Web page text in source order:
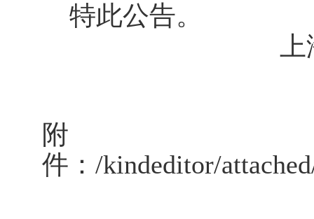
特此公告。
上海
附
件： /kindeditor/